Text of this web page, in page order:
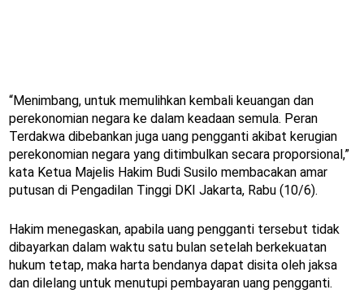
“Menimbang, untuk memulihkan kembali keuangan dan
perekonomian negara ke dalam keadaan semula. Peran
Terdakwa dibebankan juga uang pengganti akibat kerugian
perekonomian negara yang ditimbulkan secara proporsional,”
kata Ketua Majelis Hakim Budi Susilo membacakan amar
putusan di Pengadilan Tinggi DKI Jakarta, Rabu (10/6).
Hakim menegaskan, apabila uang pengganti tersebut tidak
dibayarkan dalam waktu satu bulan setelah berkekuatan
hukum tetap, maka harta bendanya dapat disita oleh jaksa
dan dilelang untuk menutupi pembayaran uang pengganti.